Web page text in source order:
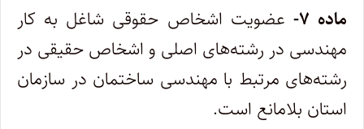
ماده ۷-
عضویت اشخاص حقوقی شاغل به کار
مهندسی در رشته‌های اصلی و اشخاص حقیقی در
رشته‌های مرتبط با مهندسی ساختمان در ‌سازمان
استان بلامانع است.